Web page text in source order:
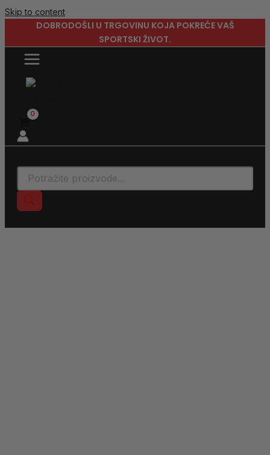
Skip to content
DOBRODOŠLI U TRGOVINU KOJA POKREĆE VAŠ
SPORTSKI ŽIVOT.